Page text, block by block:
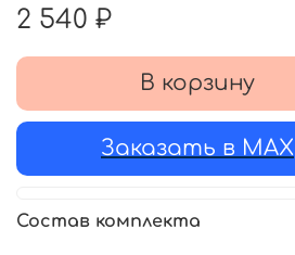
2 540 ₽
В корзину
Заказать в MAX
Состав комплекта